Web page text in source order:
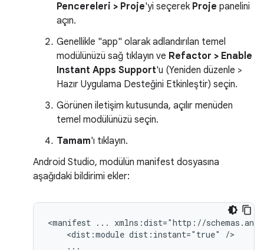
Pencereleri > Proje'yi seçerek Proje panelini
açın.
Genellikle "app" olarak adlandırılan temel
modülünüzü sağ tıklayın ve Refactor > Enable
Instant Apps Support'u (Yeniden düzenle >
Hazır Uygulama Desteğini Etkinleştir) seçin.
Görünen iletişim kutusunda, açılır menüden
temel modülünüzü seçin.
Tamam'ı tıklayın.
Android Studio, modülün manifest dosyasına
aşağıdaki bildirimi ekler:
<manifest ...
<dist:module dist:instant="true"
...